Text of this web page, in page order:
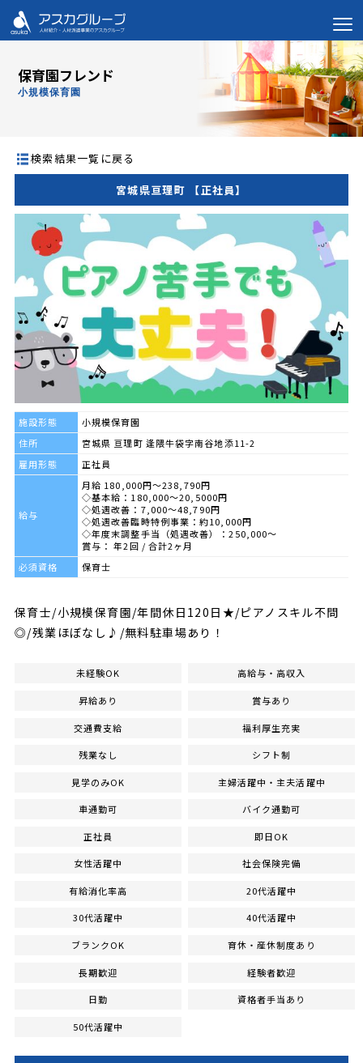
保育園フレンド
小規模保育園
検索結果一覧に戻る
宮城県亘理町 【正社員】
施設形態
小規模保育園
住所
宮城県 亘理町 逢隈牛袋字南谷地添11-2
雇用形態
正社員
給与
月給 180,000円～238,790円
◇基本給：180,000～20,5000円
◇処遇改善：7,000～48,790円
◇処遇改善臨時特例事業：約10,000円
◇年度末調整手当（処遇改善）：250,000～
賞与： 年2回 / 合計2ヶ月
必須資格
保育士
保育士/小規模保育園/年間休日120日★/ピアノスキル不問
◎/残業ほぼなし♪/無料駐車場あり！
未経験OK 高給与・高収入
昇給あり 賞与あり
交通費支給 福利厚生充実
残業なし シフト制
見学のみOK 主婦活躍中・主夫活躍中
車通勤可 バイク通勤可
正社員 即日OK
女性活躍中 社会保険完備
有給消化率高 20代活躍中
30代活躍中 40代活躍中
ブランクOK 育休・産休制度あり
長期歓迎 経験者歓迎
日勤 資格者手当あり
50代活躍中